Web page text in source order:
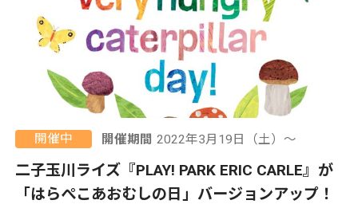
開催中 開催期間 2022年3月19日（土）〜
二子玉川ライズ『PLAY! PARK ERIC CARLE』が
「はらぺこあおむしの日」バージョンアップ！